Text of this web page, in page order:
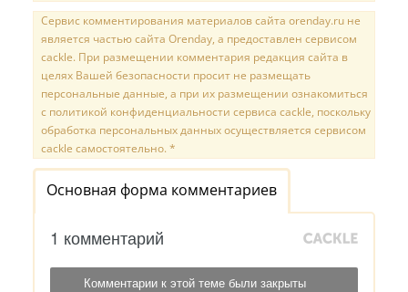
Сервис комментирования материалов сайта orenday.ru не
является частью сайта Orenday, а предоставлен сервисом
cackle. При размещении комментария редакция сайта в
целях Вашей безопасности просит не размещать
персональные данные, а при их размещении ознакомиться
с политикой конфиденциальности сервиса cackle, поскольку
обработка персональных данных осуществляется сервисом
cackle самостоятельно. *
Основная форма комментариев
1 комментарий
Комментарии к этой теме были закрыты